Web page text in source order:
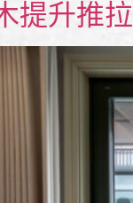
提升推